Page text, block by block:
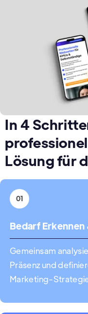
In 4
Lösung für
01
Bedarf
Gemeinsam
Präsenz und
Marketing-